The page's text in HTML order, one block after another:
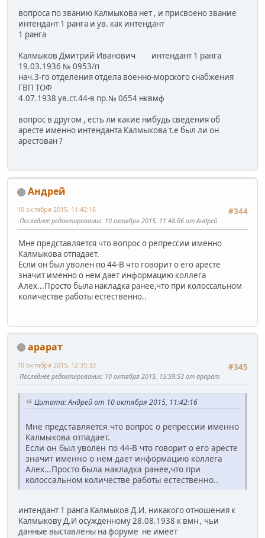
вопроса по званию Калмыкова нет , и присвоено звание
интендант 1 ранга и ув. как интендант
1 ранга
Калмыков Дмитрий Иванович интендант 1 ранга
19.03.1936 № 0953/п
нач.3-го отделения отдела военно-морского снабжения
ГВП ТОФ
4.07.1938 ув.ст.44-в пр.№ 0654 нквмф
вопрос в другом , есть ли какие нибудь сведения об
аресте именно интенданта Калмыкова т.е был ли он
арестован ?
Андрей
#344
10 октября 2015, 11:42:16
Последнее редактирование: 10 октября 2015, 11:48:06 от Андрей
Мне представляется что вопрос о репрессии именно
Калмыкова отпадает.
Если он был уволен по 44-В что говорит о его аресте
значит именно о нем дает информацию коллега
Алех...Просто была накладка ранее,что при колоссальном
количестве работы естественно..
арарат
#345
10 октября 2015, 12:35:33
Последнее редактирование: 10 октября 2015, 15:59:53 от арарат
Цитата: Андрей от 10 октября 2015, 11:42:16
Мне представляется что вопрос о репрессии именно
Калмыкова отпадает.
Если он был уволен по 44-В что говорит о его аресте
значит именно о нем дает информацию коллега
Алех...Просто была накладка ранее,что при
колоссальном количестве работы естественно..
интендант 1 ранга Калмыков Д.И. никакого отношения к
Калмыкову Д.И осужденному 28.08.1938 к вмн , чьи
данные выставлены на форуме не имеет